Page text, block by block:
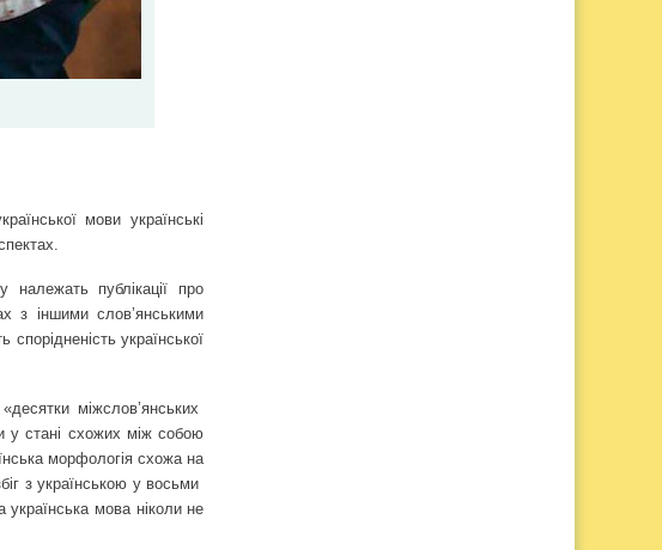
мови українські
публікації про
з іншими слов’янськими
української
міжслов’янських
у стані схожих між собою
морфологія схожа на
з українською у восьми
мова ніколи не